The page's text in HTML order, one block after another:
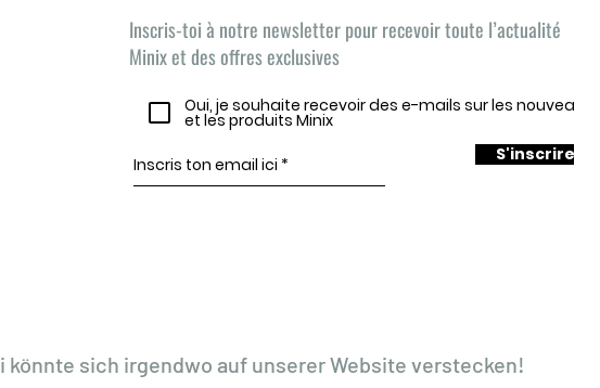
Inscris-toi à notre newsletter pour recevoir toute l’actualité
Minix et des offres exclusives
Oui, je souhaite recevoir des e-mails sur les nouveautés
et les produits Minix
S'inscrire
könnte sich irgendwo auf unserer Website verstecken!